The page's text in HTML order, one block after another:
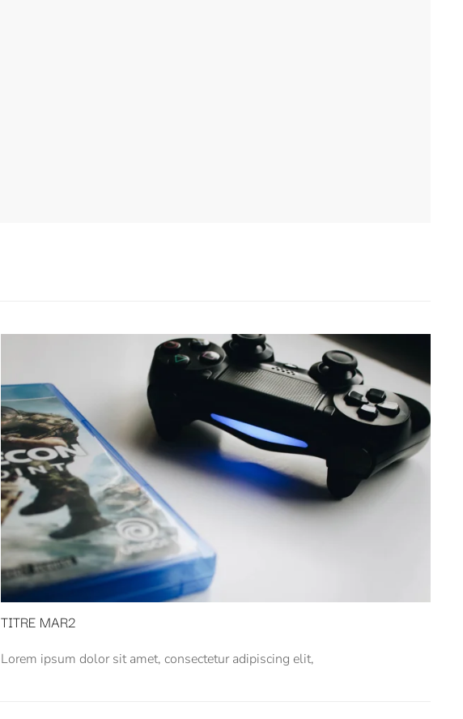
TITRE MAR2
Lorem ipsum dolor sit amet, consectetur adipiscing elit,